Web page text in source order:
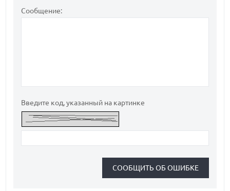
Сообщение:
Введите код, указанный на картинке